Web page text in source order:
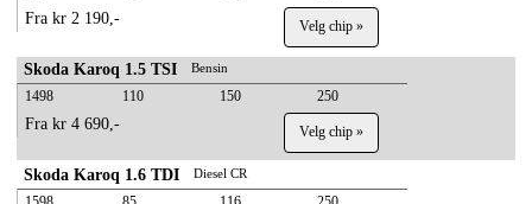
Fra kr 2 190,- Velg chip »
Skoda Karoq 1.5 TSI Bensin
1498 110 150 250
Fra kr 4 690,- Velg chip »
Skoda Karoq 1.6 TDI Diesel CR